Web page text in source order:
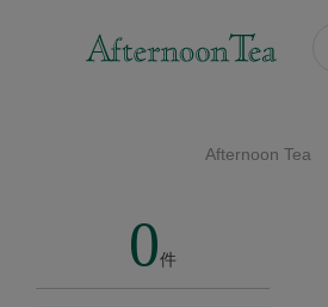
ソーシャルギフト
Afternoon Tea
0件